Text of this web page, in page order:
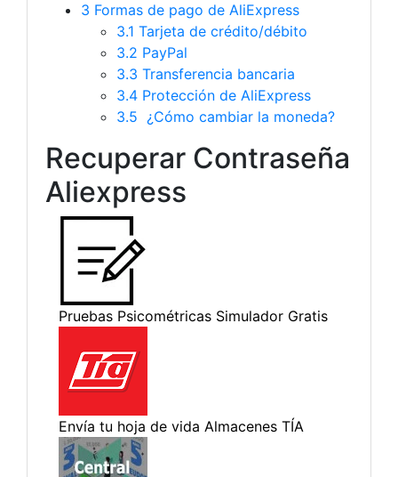
3 Formas de pago de AliExpress
3.1 Tarjeta de crédito/débito
3.2 PayPal
3.3 Transferencia bancaria
3.4 Protección de AliExpress
3.5 ¿Cómo cambiar la moneda?
Recuperar Contraseña
Aliexpress